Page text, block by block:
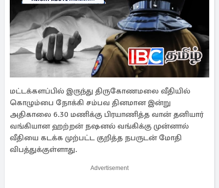
மட்டக்களப்பில் இருந்து திருகோணமலை வீதியில்
கொழும்பை நோக்கி சம்பவ தினமான இன்று
அதிகாலை 6.30 மணிக்கு பிரயாணித்த வான் தனியார்
வங்கியான ஹற்றன் நஷனல் வங்கிக்கு முன்னால்
வீதியை கடக்க முற்பட்ட குறித்த நபருடன் மோதி
விபத்துக்குள்ளாது.
Advertisement